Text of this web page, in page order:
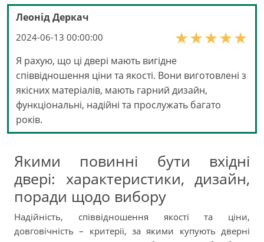
Леонід Деркач
2024-06-13 00:00:00
Я рахую, що ці двері мають вигідне
співвідношення ціни та якості. Вони виготовлені з
якісних матеріалів, мають гарний дизайн,
функціональні, надійні та прослужать багато
років.
Якими повинні бути вхідні
двері: характеристики, дизайн,
поради щодо вибору
Надійність, співвідношення якості та ціни,
довговічність – критерії, за якими купують дверні